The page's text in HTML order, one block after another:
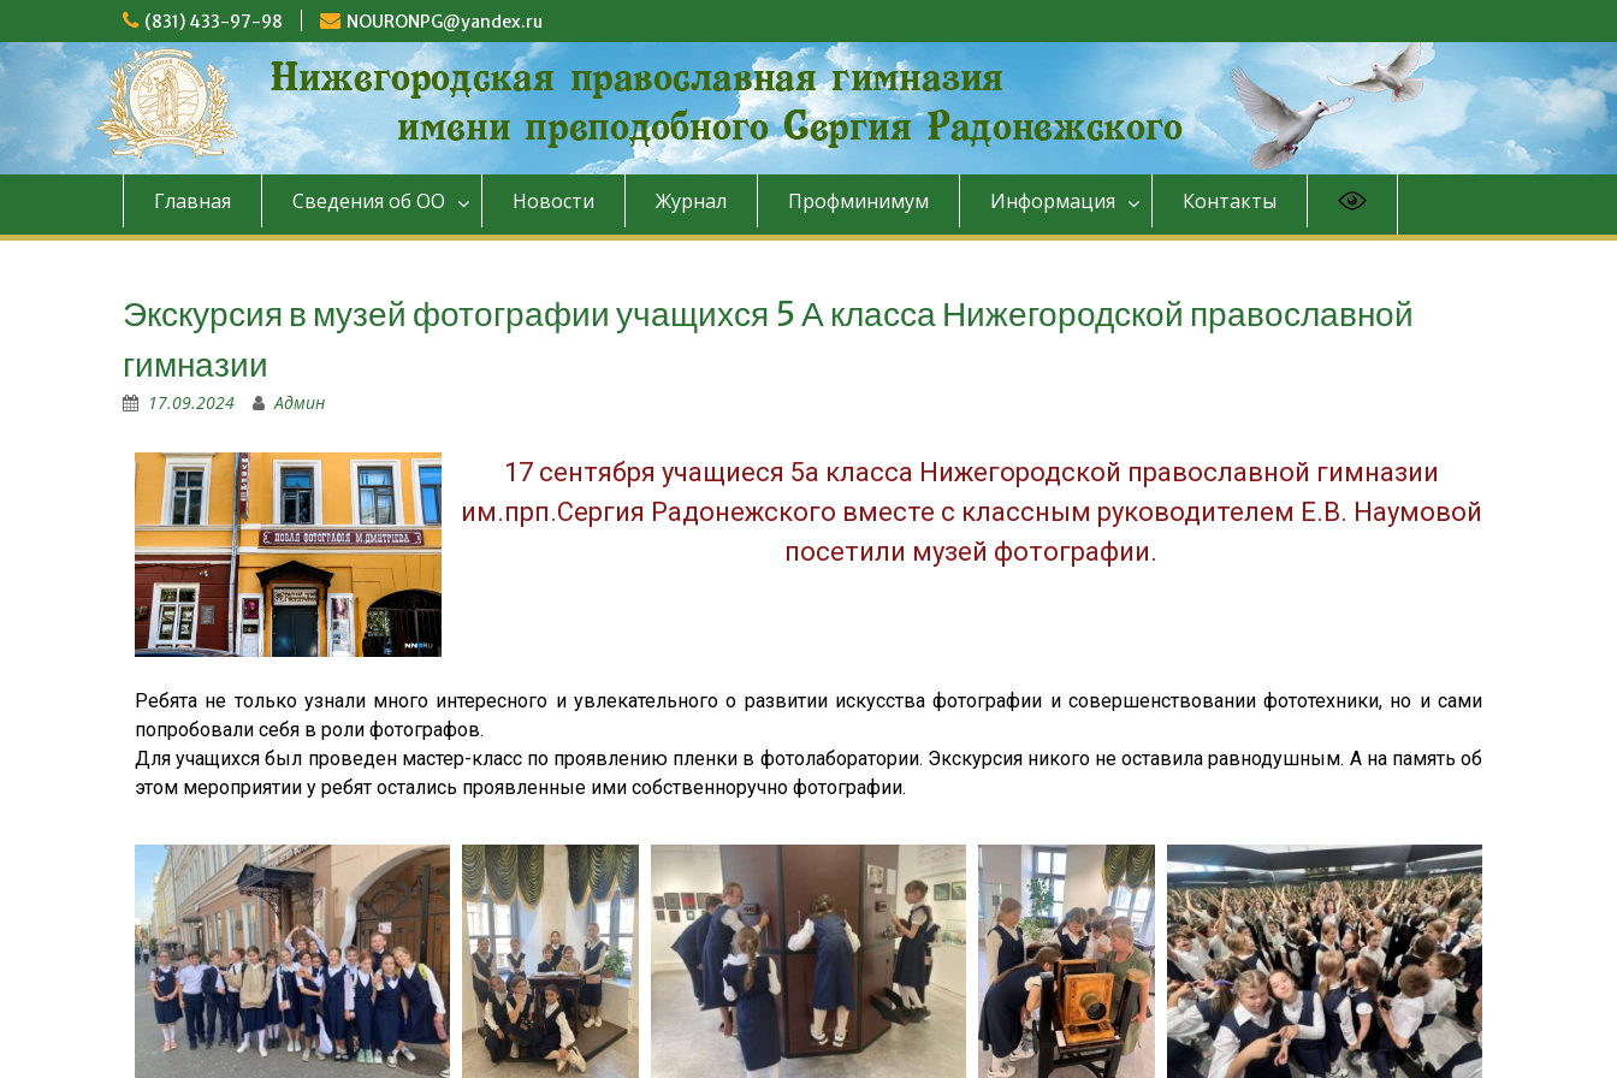
(831) 433-97-98 NOURONPG@yandex.ru
Главная Сведения об ОО Новости Журнал Профминимум Информация Контакты
Экскурсия в музей фотографии учащихся 5 А класса Нижегородской православной
гимназии
17.09.2024 Админ
17 сентября учащиеся 5а класса Нижегородской православной гимназии
им.прп.Сергия Радонежского вместе с классным руководителем Е.В. Наумовой
посетили музей фотографии.
Ребята не только узнали много интересного и увлекательного о развитии искусства фотографии и совершенствовании фототехники, но и сами
попробовали себя в роли фотографов.
Для учащихся был проведен мастер-класс по проявлению пленки в фотолаборатории. Экскурсия никого не оставила равнодушным. А на память об
этом мероприятии у ребят остались проявленные ими собственноручно фотографии.